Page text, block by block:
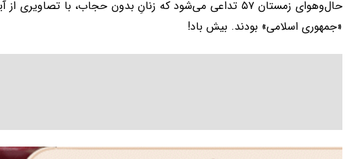
حال‌وهوای زمستان ۵۷ تداعی می‌شود که زنانِ بدون حجاب، با
«جمهوری اسلامی» بودند. بیش باد!